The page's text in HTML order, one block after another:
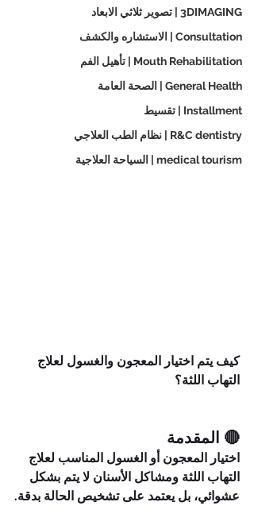
3DIMAGING | تصوير ثلاثي الابعاد
Consultation | الاستشاره والكشف
Mouth Rehabilitation | تأهيل الفم
General Health | الصحة العامة
Installment | تقسيط
R&C dentistry | نظام الطب العلاجي
medical tourism | السياحة العلاجية
كيف يتم اختيار المعجون والغسول لعلاج
التهاب اللثة؟
🔴 المقدمة
اختيار المعجون أو الغسول المناسب لعلاج
التهاب اللثة ومشاكل الأسنان لا يتم بشكل
عشوائي، بل يعتمد على تشخيص الحالة بدقة.